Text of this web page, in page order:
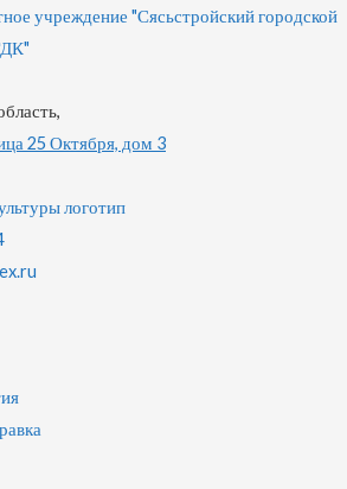
учреждение "Сясьстройский городской
25 Октября, дом 3